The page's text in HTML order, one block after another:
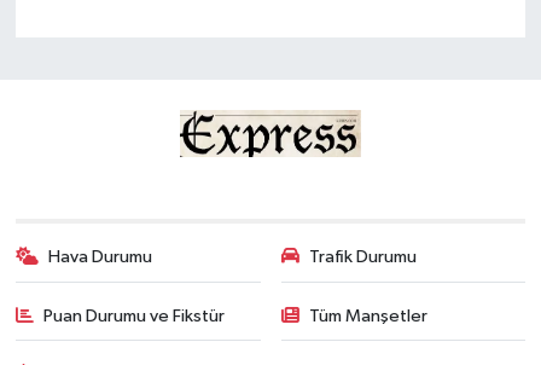
Hava Durumu Trafik Durumu
Puan Durumu ve Fikstür Tüm Manşetler